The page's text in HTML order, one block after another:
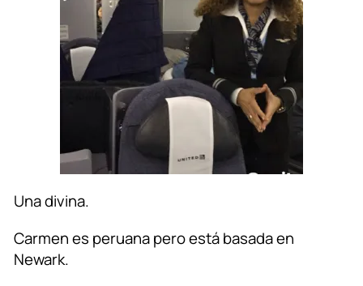
Una divina.
Carmen es peruana pero está basada en
Newark.